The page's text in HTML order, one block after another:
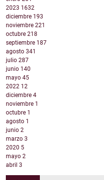
2023 1632
diciembre 193
noviembre 221
octubre 218
septiembre 187
agosto 341
julio 287
junio 140
mayo 45
2022 12
diciembre 4
noviembre 1
octubre 1
agosto 1
junio 2
marzo 3
2020 5
mayo 2
abril 3